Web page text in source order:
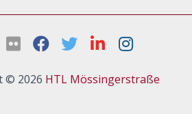
© 2026 HTL Mössingerstraße